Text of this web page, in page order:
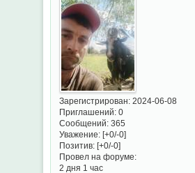
Зарегистрирован: 2024-06-08
Приглашений:0
Сообщений:365
Уважение: [+0/-0]
Позитив: [+0/-0]
Провел на форуме:
2 дня 1 час